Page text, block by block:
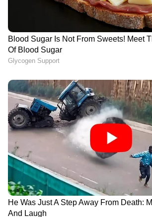
പഠിച്ചില്ല, ഭയപ്പെടുത്തി
കീഴ്പ്പെടുത്തലാണ് ലക്ഷ്യം';
വി.കുഞ്ഞികൃഷ്ണൻ
അമിത് ഷാ സഭയില്‍
ആവശ്യം ഷായെ
അറിയിക്കണമെന്ന് രാജ്യസഭാ
അധ്യക്ഷന്‍ | Amit Shah